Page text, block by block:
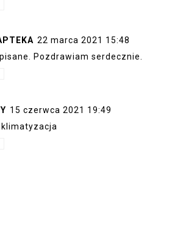
22 marca 2021 15:48
Pozdrawiam serdecznie.
15 czerwca 2021 19:49